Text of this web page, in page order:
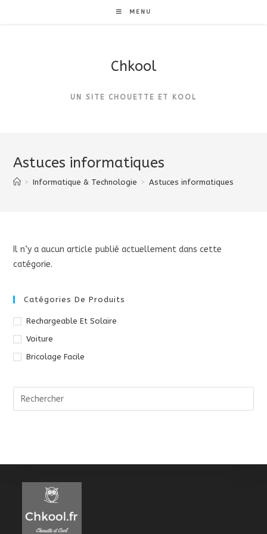
MENU
Chkool
UN SITE CHOUETTE ET KOOL
Astuces informatiques
> Informatique & Technologie > Astuces informatiques
Il n’y a aucun article publié actuellement dans cette
catégorie.
Catégories De Produits
Rechargeable Et Solaire
Voiture
Bricolage Facile